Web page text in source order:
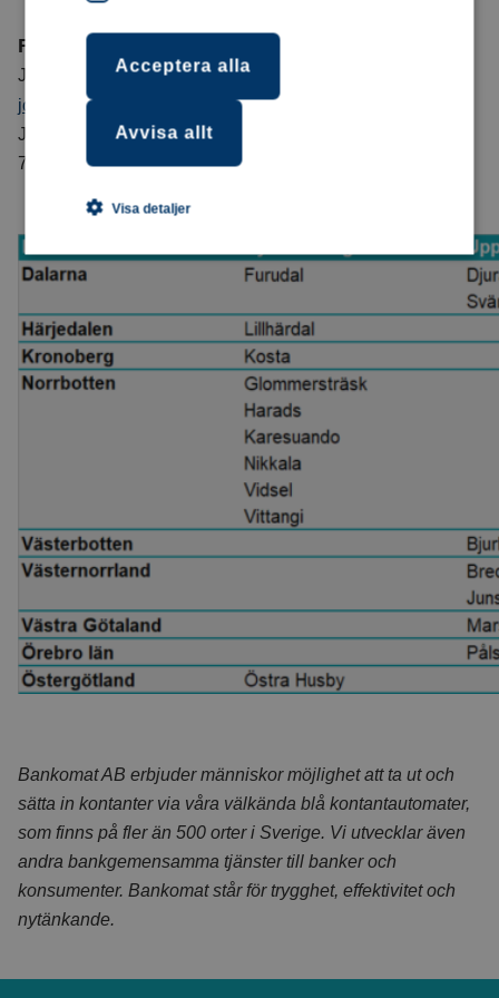
För mer information
Johan Nilsson, kund- och marknadschef, 070-775 88 47,
johan.nilsson@bankomat.se
Jenny Danielsson, pr- och kommunikationsansvarig, 070-
775 88 47,jenny.danielsson@bankomat.se
Bankomat AB erbjuder människor möjlighet att ta ut och
sätta in kontanter via våra välkända blå kontantautomater,
som finns på fler än 500 orter i Sverige. Vi utvecklar även
andra bankgemensamma tjänster till banker och
konsumenter. Bankomat står för trygghet, effektivitet och
nytänkande.
Acceptera alla
Avvisa allt
Visa detaljer